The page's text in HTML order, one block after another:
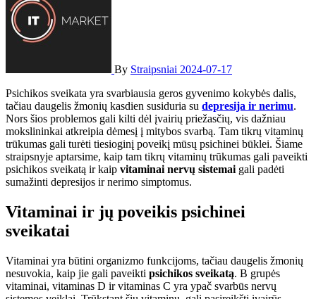
By Straipsniai 2024-07-17
Psichikos sveikata yra svarbiausia geros gyvenimo kokybės dalis,
tačiau daugelis žmonių kasdien susiduria su depresija ir nerimu.
Nors šios problemos gali kilti dėl įvairių priežasčių, vis dažniau
mokslininkai atkreipia dėmesį į mitybos svarbą. Tam tikrų vitaminų
trūkumas gali turėti tiesioginį poveikį mūsų psichinei būklei. Šiame
straipsnyje aptarsime, kaip tam tikrų vitaminų trūkumas gali paveikti
psichikos sveikatą ir kaip vitaminai nervų sistemai gali padėti
sumažinti depresijos ir nerimo simptomus.
Vitaminai ir jų poveikis psichinei
sveikatai
Vitaminai yra būtini organizmo funkcijoms, tačiau daugelis žmonių
nesuvokia, kaip jie gali paveikti psichikos sveikatą. B grupės
vitaminai, vitaminas D ir vitaminas C yra ypač svarbūs nervų